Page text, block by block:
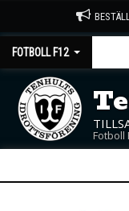
FOTBOLL F12
Fotboll